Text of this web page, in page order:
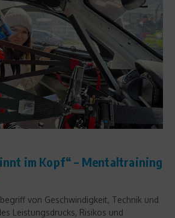
im Kopf“ – Mentaltraining
von Geschwindigkeit, Technik und
Leistungsdrucks, Risikos und